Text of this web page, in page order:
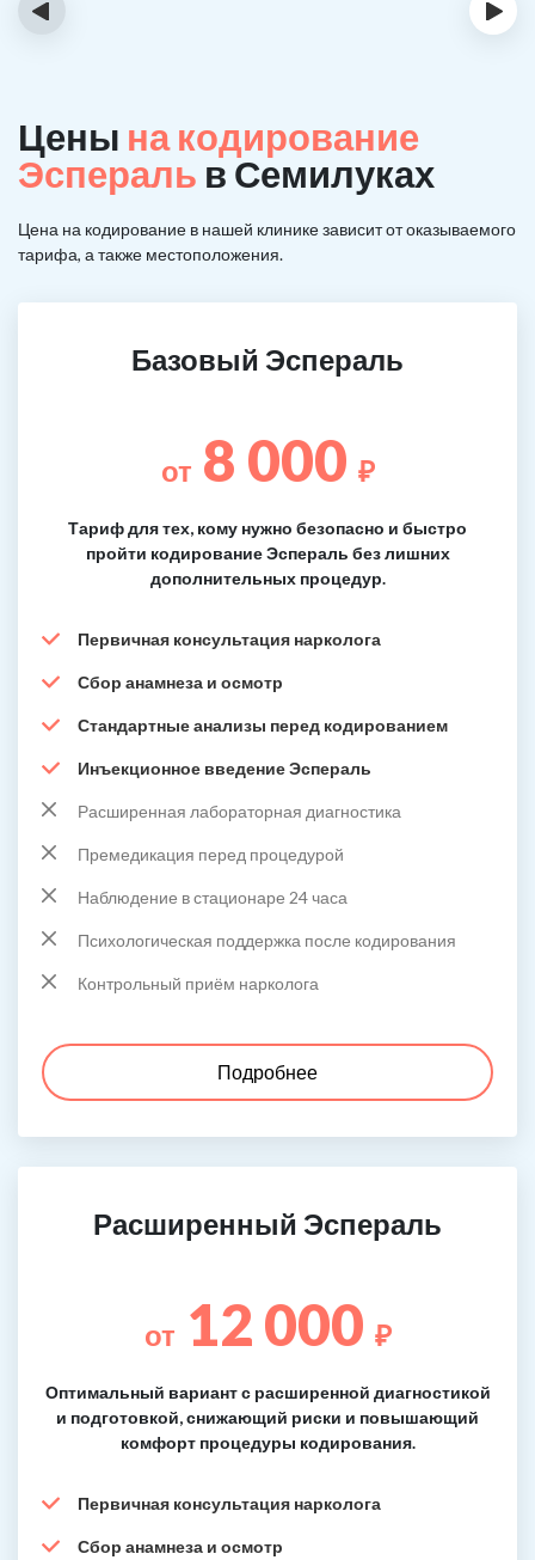
‹ ›
Цены на кодирование
Эспераль в Семилуках
Цена на кодирование в нашей клинике зависит от оказываемого
тарифа, а также местоположения.
Базовый Эспераль
от 8 000 ₽
Тариф для тех, кому нужно безопасно и быстро
пройти кодирование Эспераль без лишних
дополнительных процедур.
Первичная консультация нарколога
Сбор анамнеза и осмотр
Стандартные анализы перед кодированием
Инъекционное введение Эспераль
Расширенная лабораторная диагностика
Премедикация перед процедурой
Наблюдение в стационаре 24 часа
Психологическая поддержка после кодирования
Контрольный приём нарколога
Подробнее
Расширенный Эспераль
от 12 000 ₽
Оптимальный вариант с расширенной диагностикой
и подготовкой, снижающий риски и повышающий
комфорт процедуры кодирования.
Первичная консультация нарколога
Сбор анамнеза и осмотр